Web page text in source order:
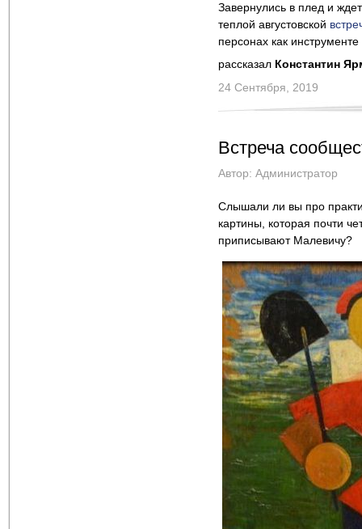
Завернулись в плед и
теплой августовской
персонах как
рассказал Константин
24 Сентября, 2019
Встреча
Автор: Администратор
Слышали ли вы про
картины, которая почти
приписывают Малевичу?